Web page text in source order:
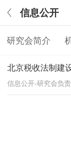
信息公开
研究会简介
北京税收法制建
信息公开-研究会负